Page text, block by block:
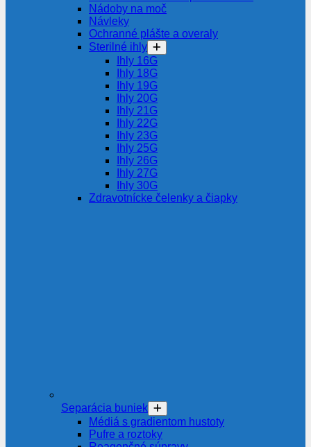
Nádoby na moč
Návleky
Ochranné plášte a overaly
Sterilné ihly
Ihly 16G
Ihly 18G
Ihly 19G
Ihly 20G
Ihly 21G
Ihly 22G
Ihly 23G
Ihly 25G
Ihly 26G
Ihly 27G
Ihly 30G
Zdravotnícke čelenky a čiapky
Separácia buniek
Médiá s gradientom hustoty
Pufre a roztoky